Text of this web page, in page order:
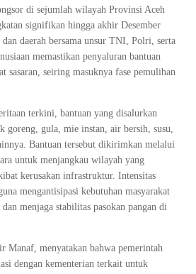
di sejumlah wilayah Provinsi Aceh
signifikan hingga akhir Desember
daerah bersama unsur TNI, Polri, serta
memastikan penyaluran bantuan
sasaran, seiring masuknya fase pemulihan
terkini, bantuan yang disalurkan
goreng, gula, mie instan, air bersih, susu,
Bantuan tersebut dikirimkan melalui
untuk menjangkau wilayah yang
kerusakan infrastruktur. Intensitas
mengantisipasi kebutuhan masyarakat
menjaga stabilitas pasokan pangan di
Manaf, menyatakan bahwa pemerintah
dengan kementerian terkait untuk